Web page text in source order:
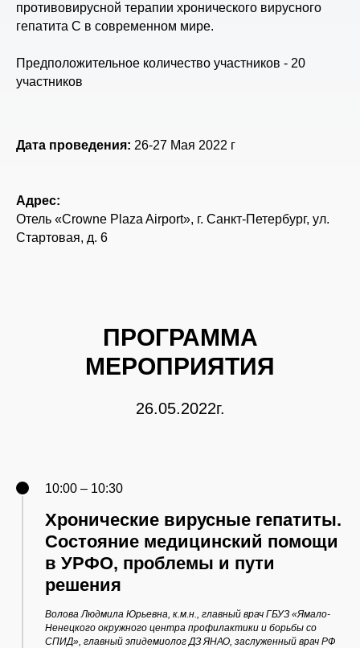
противовирусной терапии хронического вирусного
гепатита С в современном мире.
Предположительное количество участников - 20
участников
Дата проведения: 26-27 Мая 2022 г
Адрес:
Отель «Crowne Plaza Airport», г. Санкт-Петербург, ул.
Стартовая, д. 6
ПРОГРАММА
МЕРОПРИЯТИЯ
26.05.2022г.
10:00 – 10:30
Хронические вирусные гепатиты.
Состояние медицинский помощи
в УРФО, проблемы и пути
решения
Волова Людмила Юрьевна, к.м.н., главный врач ГБУЗ «Ямало-
Ненецкого окружного центра профилактики и борьбы со
СПИД», главный эпидемиолог ДЗ ЯНАО, заслуженный врач РФ